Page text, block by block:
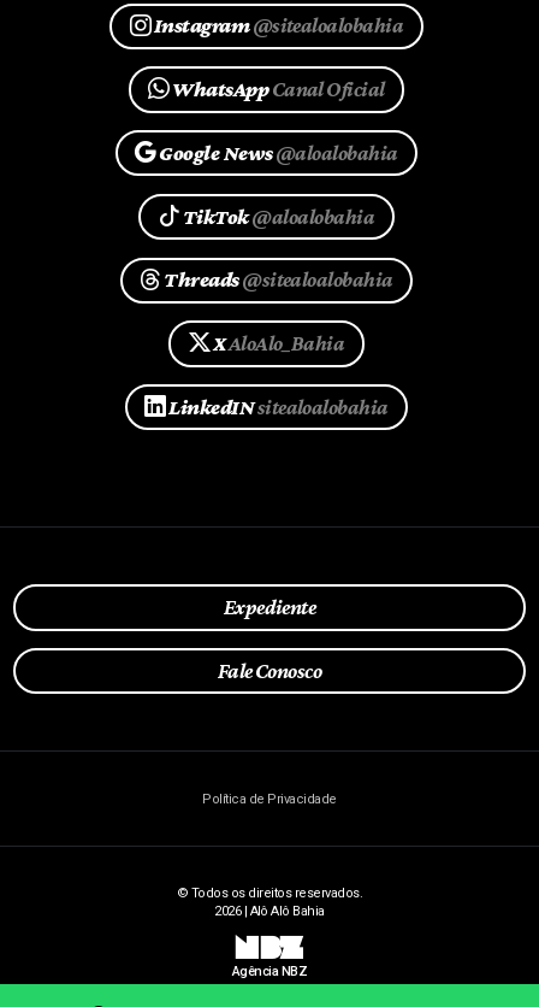
Instagram@sitealoalobahia
WhatsAppCanal Oficial
Google News@aloalobahia
TikTok@aloalobahia
Threads@sitealoalobahia
XAloAlo_Bahia
LinkedINsitealoalobahia
Expediente
Fale Conosco
Política de Privacidade
© Todos os direitos reservados.
2026 | Alô Alô Bahia
NBZ
Agência NBZ